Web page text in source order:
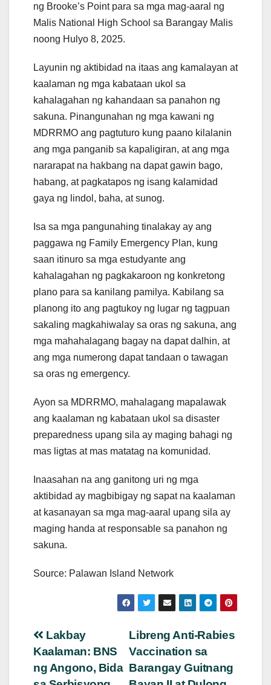
ng Brooke’s Point para sa mga mag-aaral ng
Malis National High School sa Barangay Malis
noong Hulyo 8, 2025.
Layunin ng aktibidad na itaas ang kamalayan at
kaalaman ng mga kabataan ukol sa
kahalagahan ng kahandaan sa panahon ng
sakuna. Pinangunahan ng mga kawani ng
MDRRMO ang pagtuturo kung paano kilalanin
ang mga panganib sa kapaligiran, at ang mga
nararapat na hakbang na dapat gawin bago,
habang, at pagkatapos ng isang kalamidad
gaya ng lindol, baha, at sunog.
Isa sa mga pangunahing tinalakay ay ang
paggawa ng Family Emergency Plan, kung
saan itinuro sa mga estudyante ang
kahalagahan ng pagkakaroon ng konkretong
plano para sa kanilang pamilya. Kabilang sa
planong ito ang pagtukoy ng lugar ng tagpuan
sakaling magkahiwalay sa oras ng sakuna, ang
mga mahahalagang bagay na dapat dalhin, at
ang mga numerong dapat tandaan o tawagan
sa oras ng emergency.
Ayon sa MDRRMO, mahalagang mapalawak
ang kaalaman ng kabataan ukol sa disaster
preparedness upang sila ay maging bahagi ng
mas ligtas at mas matatag na komunidad.
Inaasahan na ang ganitong uri ng mga
aktibidad ay magbibigay ng sapat na kaalaman
at kasanayan sa mga mag-aaral upang sila ay
maging handa at responsable sa panahon ng
sakuna.
Source: Palawan Island Network
Post
navigation
Libreng Anti-Rabies
Vaccination sa
Barangay Guitnang
Lakbay
Kaalaman: BNS
ng Angono, Bida